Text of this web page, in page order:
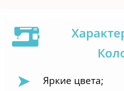
Яркие цвета;